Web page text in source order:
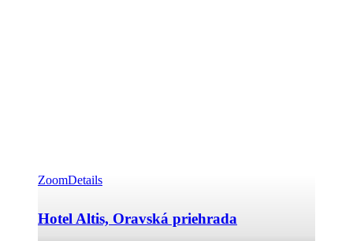
ZoomDetails
Hotel Altis, Oravská priehrada